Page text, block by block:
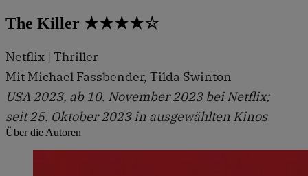
The Killer ★★★★☆
Netflix | Thriller
Mit Michael Fassbender, Tilda Swinton
USA 2023, ab 10. November 2023 bei Netflix;
seit 25. Oktober 2023 in ausgewählten Kinos
Über die Autoren